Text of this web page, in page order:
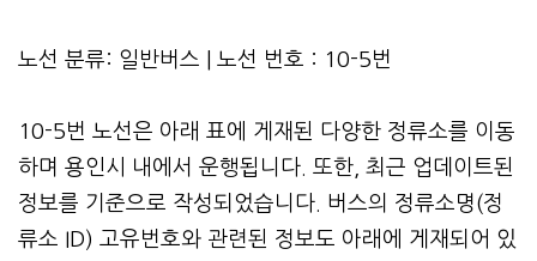
노선 분류: 일반버스 | 노선 번호 : 10-5번
10-5번 노선은 아래 표에 게재된 다양한 정류소를 이동
하며 용인시 내에서 운행됩니다. 또한, 최근 업데이트된
정보를 기준으로 작성되었습니다. 버스의 정류소명(정
류소 ID) 고유번호와 관련된 정보도 아래에 게재되어 있